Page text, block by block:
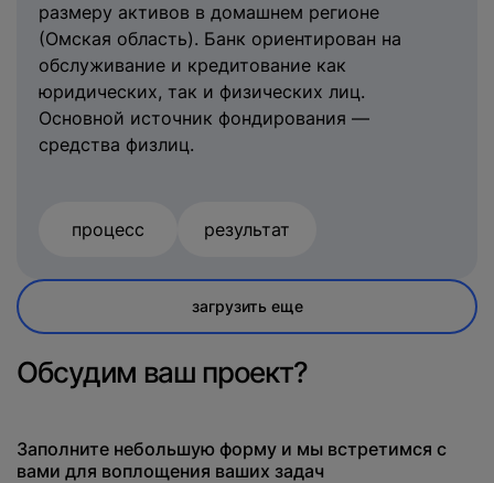
размеру активов в домашнем регионе
(Омская область). Банк ориентирован на
обслуживание и кредитование как
юридических, так и физических лиц.
Основной источник фондирования —
средства физлиц.
процесс результат
загрузить еще
Обсудим ваш проект?
Заполните небольшую форму и мы встретимся с
вами для воплощения ваших задач